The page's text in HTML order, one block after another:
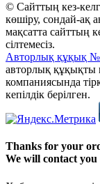
© Сайттың кез-
көшіру, сондай-ақ
мақсатта сайттың
сілтемесіз.
Авторлық құқық №
авторлық құқықты
компаниясында
кепілдік берілген.
Thanks for your
We will contact you